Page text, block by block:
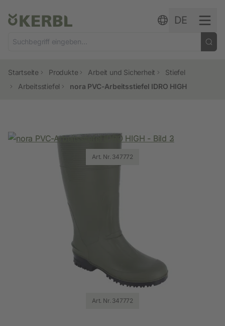
DE
Startseite Produkte Arbeit und Sicherheit
Stiefel
Arbeitsstiefel
nora PVC-Arbeitsstiefel IDRO HIGH
Art. Nr. 347772
Art. Nr. 347772
Art. Nr. 347772